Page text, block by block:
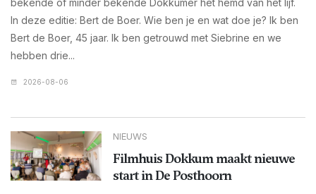
In deze editie: Bert de Boer. Wie ben je en wat doe je? Ik ben
Bert de Boer, 45 jaar. Ik ben getrouwd met Siebrine en we
hebben drie...
2026-08-06
NIEUWS
Filmhuis Dokkum maakt nieuwe
start in De Posthoorn